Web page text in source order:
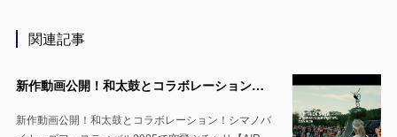
関連記事
新作動画公開！和太鼓とコラボレーション！シマノバイカーズフェスティバル2025で空飛ぶチャリ【AIR TRICK SHOW】
新作動画公開！和太鼓とコラボレーション！シマノバ